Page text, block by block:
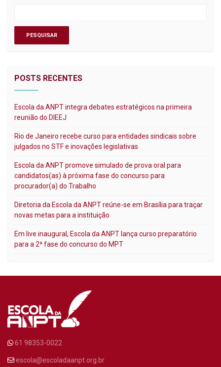
POSTS RECENTES
Escola da ANPT integra debates estratégicos na primeira
reunião do DIEEJ
Rio de Janeiro recebe curso para entidades sindicais sobre
julgados no STF e inovações legislativas
Escola da ANPT promove simulado de prova oral para
candidatos(as) à próxima fase do concurso para
procurador(a) do Trabalho
Diretoria da Escola da ANPT reúne-se em Brasília para traçar
novas metas para a instituição
Em live inaugural, Escola da ANPT lança curso preparatório
para a 2ª fase do concurso do MPT
61 98353-0022
escola@escoladaanpt.org.br